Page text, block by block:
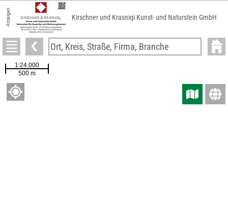
Anzeigen Kirschner und Krasniqi Kunst- und Naturstein GmbH